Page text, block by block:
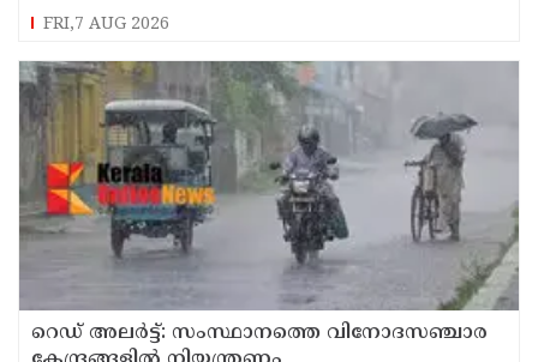
FRI,7 AUG 2026
റെഡ് അലർട്ട്: സംസ്ഥാനത്തെ വിനോദസഞ്ചാര